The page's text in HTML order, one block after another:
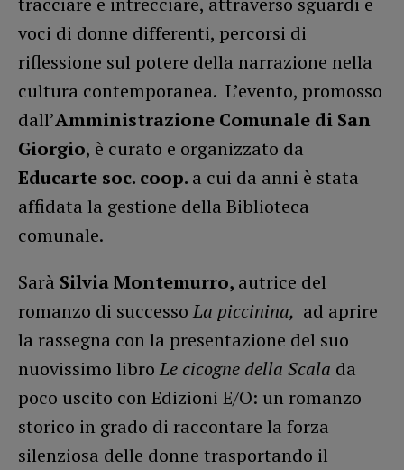
voci di donne differenti, percorsi di
riflessione sul potere della narrazione nella
cultura contemporanea. L’evento, promosso
dall’Amministrazione Comunale di San
Giorgio, è curato e organizzato da
Educarte soc. coop. a cui da anni è stata
affidata la gestione della Biblioteca
comunale.
Sarà Silvia Montemurro, autrice del
romanzo di successoLa piccinina, ad aprire
la rassegna con la presentazione del suo
nuovissimo libroLe cicogne della Scala da
poco uscito con Edizioni E/O: un romanzo
storico in grado di raccontare la forza
silenziosa delle donne trasportando il